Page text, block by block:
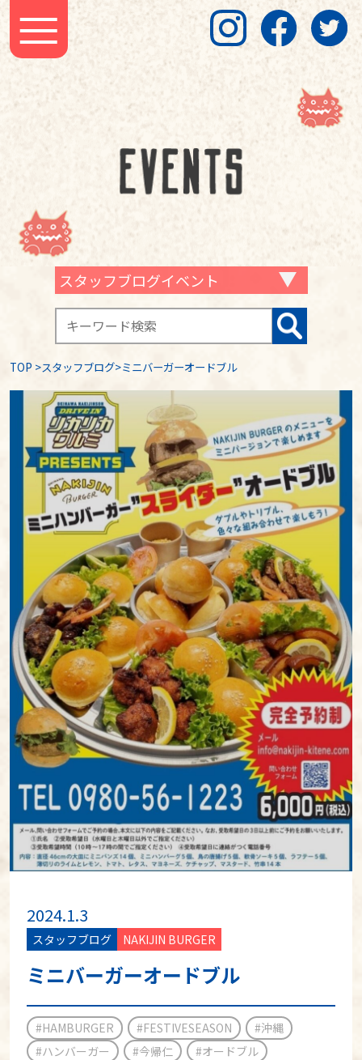
スタッフブログイベント
TOP >スタッフブログ>ミニバーガーオードブル
2024.1.3
スタッフブログ NAKIJIN BURGER
ミニバーガーオードブル
#HAMBURGER #FESTIVESEASON
#沖縄
#ハンバーガー
#今帰仁
#オードブル